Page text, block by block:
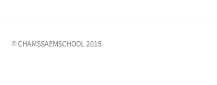
© CHAMSSAEMSCHOOL 2015